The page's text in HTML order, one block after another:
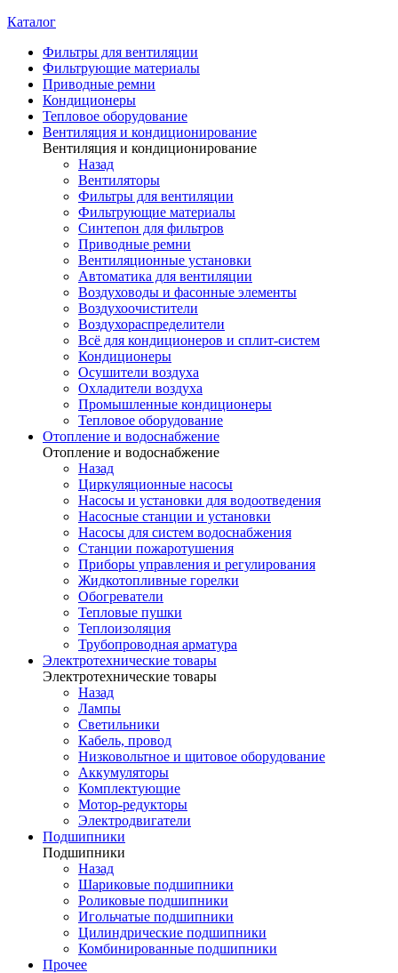
Каталог
Фильтры для вентиляции
Фильтрующие материалы
Приводные ремни
Кондиционеры
Тепловое оборудование
Вентиляция и кондиционирование
Вентиляция и кондиционирование
Назад
Вентиляторы
Фильтры для вентиляции
Фильтрующие материалы
Синтепон для фильтров
Приводные ремни
Вентиляционные установки
Автоматика для вентиляции
Воздуховоды и фасонные элементы
Воздухоочистители
Воздухораспределители
Всё для кондиционеров и сплит-систем
Кондиционеры
Осушители воздуха
Охладители воздуха
Промышленные кондиционеры
Тепловое оборудование
Отопление и водоснабжение
Отопление и водоснабжение
Назад
Циркуляционные насосы
Насосы и установки для водоотведения
Насосные станции и установки
Насосы для систем водоснабжения
Станции пожаротушения
Приборы управления и регулирования
Жидкотопливные горелки
Обогреватели
Тепловые пушки
Теплоизоляция
Трубопроводная арматура
Электротехнические товары
Электротехнические товары
Назад
Лампы
Светильники
Кабель, провод
Низковольтное и щитовое оборудование
Аккумуляторы
Комплектующие
Мотор-редукторы
Электродвигатели
Подшипники
Подшипники
Назад
Шариковые подшипники
Роликовые подшипники
Игольчатые подшипники
Цилиндрические подшипники
Комбинированные подшипники
Прочее